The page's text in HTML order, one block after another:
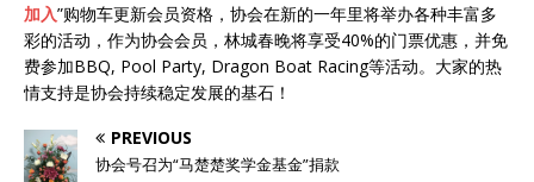
加入”购物车更新会员资格，协会在新的一年里将举办各种丰富多
彩的活动，作为协会会员，林城春晚将享受40%的门票优惠，并免
费参加BBQ, Pool Party, Dragon Boat Racing等活动。大家的热
情支持是协会持续稳定发展的基石！
PREVIOUS
协会号召为“马楚楚奖学金基金”捐款